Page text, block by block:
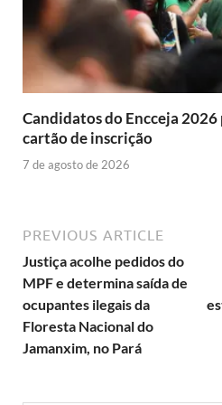
Candidatos do Encceja
cartão de inscrição
7 de agosto de 2026
PREVIOUS ARTICLE
Justiça acolhe pedidos do
MPF e determina saída de
ocupantes ilegais da
Floresta Nacional do
Jamanxim, no Pará